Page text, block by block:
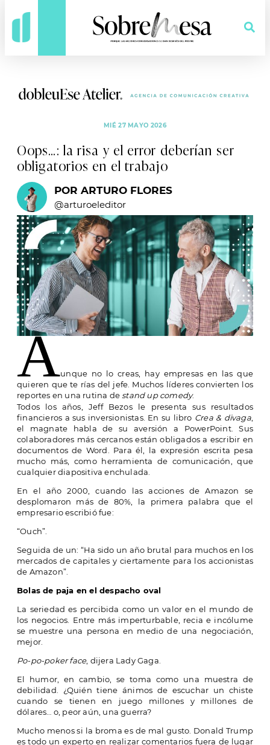
MIÉ 27 MAYO 2026
Oops…: la risa y el error deberían ser
obligatorios en el trabajo
POR ARTURO FLORES
@arturoeleditor
Aunque no lo creas, hay empresas en las que
quieren que te rías del jefe. Muchos líderes convierten los
reportes en una rutina de stand up comedy.
Todos los años, Jeff Bezos le presenta sus resultados
financieros a sus inversionistas. En su libro Crea & divaga,
el magnate habla de su aversión a PowerPoint. Sus
colaboradores más cercanos están obligados a escribir en
documentos de Word. Para él, la expresión escrita pesa
mucho más, como herramienta de comunicación, que
cualquier diapositiva enchulada.
En el año 2000, cuando las acciones de Amazon se
desplomaron más de 80%, la primera palabra que el
empresario escribió fue:
“Ouch”.
Seguida de un: “Ha sido un año brutal para muchos en los
mercados de capitales y ciertamente para los accionistas
de Amazon”.
Bolas de paja en el despacho oval
La seriedad es percibida como un valor en el mundo de
los negocios. Entre más imperturbable, recia e incólume
se muestre una persona en medio de una negociación,
mejor.
Po-po-poker face, dijera Lady Gaga.
El humor, en cambio, se toma como una muestra de
debilidad. ¿Quién tiene ánimos de escuchar un chiste
cuando se tienen en juego millones y millones de
dólares… o, peor aún, una guerra?
Mucho menos si la broma es de mal gusto. Donald Trump
es todo un experto en realizar comentarios fuera de lugar